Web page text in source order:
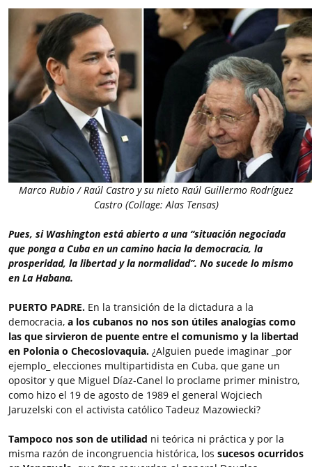
Marco Rubio / Raúl Castro y su nieto Raúl Guillermo Rodríguez
Castro (Collage: Alas Tensas)
Pues, si Washington está abierto a una “situación negociada
que ponga a Cuba en un camino hacia la democracia, la
prosperidad, la libertad y la normalidad”. No sucede lo mismo
en La Habana.
PUERTO PADRE. En la transición de la dictadura a la
democracia, a los cubanos no nos son útiles analogías como
las que sirvieron de puente entre el comunismo y la libertad
en Polonia o Checoslovaquia. ¿Alguien puede imaginar _por
ejemplo_ elecciones multipartidista en Cuba, que gane un
opositor y que Miguel Díaz-Canel lo proclame primer ministro,
como hizo el 19 de agosto de 1989 el general Wojciech
Jaruzelski con el activista católico Tadeuz Mazowiecki?
Tampoco nos son de utilidad ni teórica ni práctica y por la
misma razón de incongruencia histórica, los sucesos ocurridos